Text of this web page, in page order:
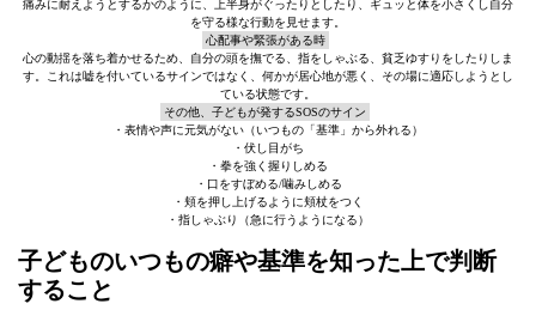
痛みに耐えようとするかのように、上半身がぐったりとしたり、ギュッと体を小さくし自分
を守る様な行動を見せます。
心配事や緊張がある時
心の動揺を落ち着かせるため、自分の頭を撫でる、指をしゃぶる、貧乏ゆすりをしたりしま
す。これは嘘を付いているサインではなく、何かが居心地が悪く、その場に適応しようとし
ている状態です。
その他、子どもが発するSOSのサイン
・表情や声に元気がない（いつもの「基準」から外れる）
・伏し目がち
・拳を強く握りしめる
・口をすぼめる/噛みしめる
・頬を押し上げるように頬杖をつく
・指しゃぶり（急に行うようになる）
子どものいつもの癖や基準を知った上で判断
すること